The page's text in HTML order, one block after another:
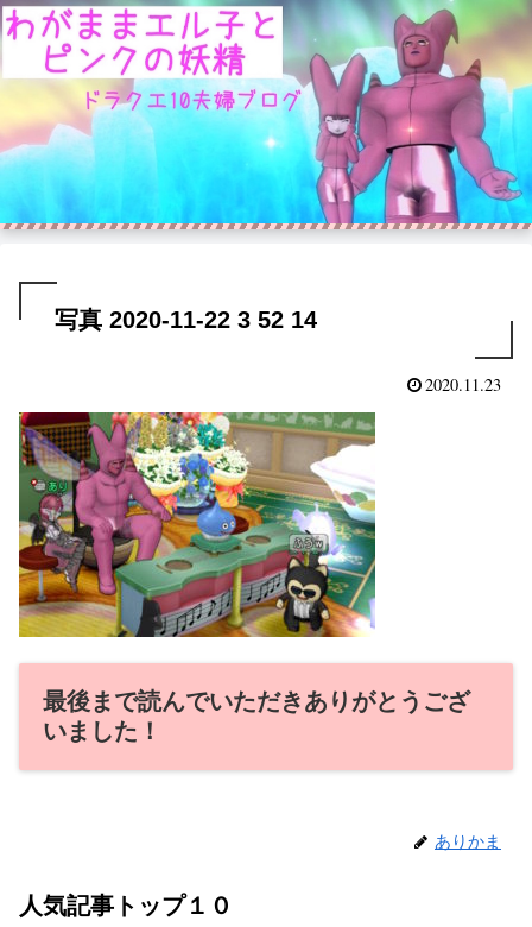
写真 2020-11-22 3 52 14
2020.11.23
最後まで読んでいただきありがとうござ
いました！
ありかま
人気記事トップ１０